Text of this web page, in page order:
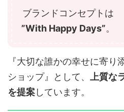
ブランドコンセプトは
”With Happy Days”。
『大切な誰かの幸せに寄り
ショップ』として、
上質な
を提案しています。